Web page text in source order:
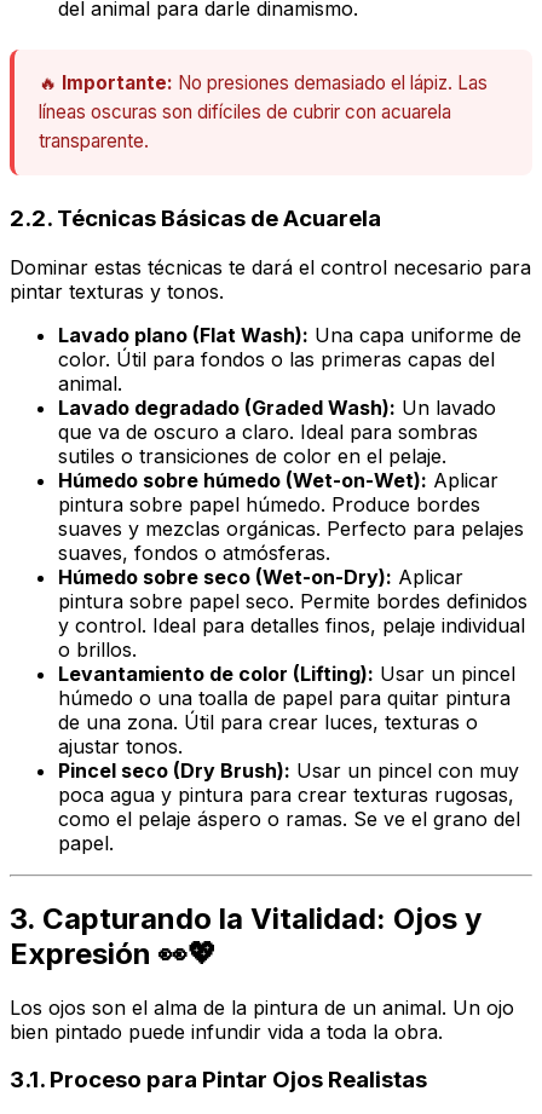
del animal para darle dinamismo.
🔥 Importante: No presiones demasiado el lápiz. Las
líneas oscuras son difíciles de cubrir con acuarela
transparente.
2.2. Técnicas Básicas de Acuarela
Dominar estas técnicas te dará el control necesario para
pintar texturas y tonos.
Lavado plano (Flat Wash): Una capa uniforme de
color. Útil para fondos o las primeras capas del
animal.
Lavado degradado (Graded Wash): Un lavado
que va de oscuro a claro. Ideal para sombras
sutiles o transiciones de color en el pelaje.
Húmedo sobre húmedo (Wet-on-Wet): Aplicar
pintura sobre papel húmedo. Produce bordes
suaves y mezclas orgánicas. Perfecto para pelajes
suaves, fondos o atmósferas.
Húmedo sobre seco (Wet-on-Dry): Aplicar
pintura sobre papel seco. Permite bordes definidos
y control. Ideal para detalles finos, pelaje individual
o brillos.
Levantamiento de color (Lifting): Usar un pincel
húmedo o una toalla de papel para quitar pintura
de una zona. Útil para crear luces, texturas o
ajustar tonos.
Pincel seco (Dry Brush): Usar un pincel con muy
poca agua y pintura para crear texturas rugosas,
como el pelaje áspero o ramas. Se ve el grano del
papel.
3. Capturando la Vitalidad: Ojos y
Expresión 👀💖
Los ojos son el alma de la pintura de un animal. Un ojo
bien pintado puede infundir vida a toda la obra.
3.1. Proceso para Pintar Ojos Realistas